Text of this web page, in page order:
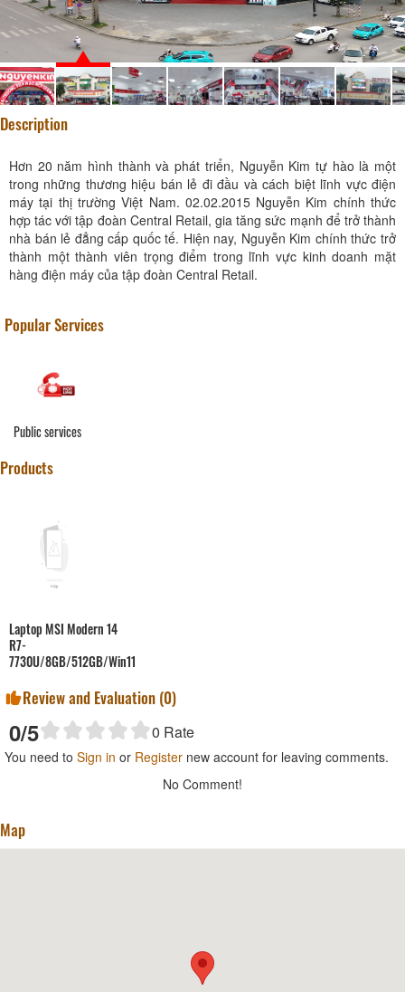
Description
Hơn 20 năm hình thành và phát triển, Nguyễn Kim tự hào là một
trong những thương hiệu bán lẻ đi đầu và cách biệt lĩnh vực điện
máy tại thị trường Việt Nam. 02.02.2015 Nguyễn Kim chính thức
hợp tác với tập đoàn Central Retail, gia tăng sức mạnh để trở thành
nhà bán lẻ đẳng cấp quốc tế. Hiện nay, Nguyễn Kim chính thức trở
thành một thành viên trọng điểm trong lĩnh vực kinh doanh mặt
hàng điện máy của tập đoàn Central Retail.
Popular Services
Public services
Products
Laptop MSI Modern 14
R7-
7730U/8GB/512GB/Win11
Review and Evaluation (0)
0/5 0 Rate
You need to Sign in or Register new account for leaving comments.
No Comment!
Map